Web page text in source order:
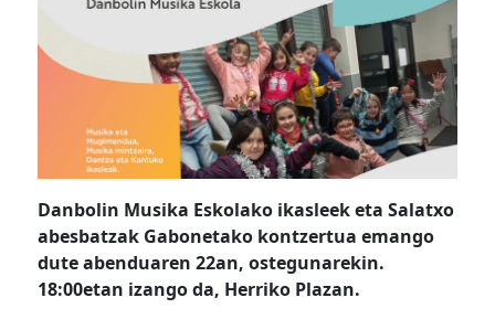
Danbolin Musika Eskolako ikasleek eta Salatxo
abesbatzak Gabonetako kontzertua emango
dute abenduaren 22an, ostegunarekin.
18:00etan izango da, Herriko Plazan.